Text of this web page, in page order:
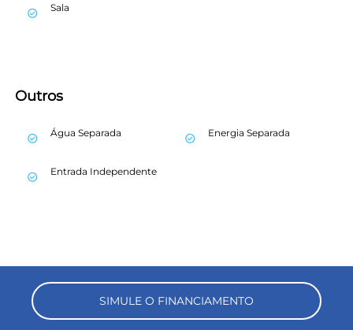
check_circle_outline Sala
Outros
check_circle_outline Água Separada check_circle_outline Energia Separada
check_circle_outline Entrada Independente
SIMULE O FINANCIAMENTO